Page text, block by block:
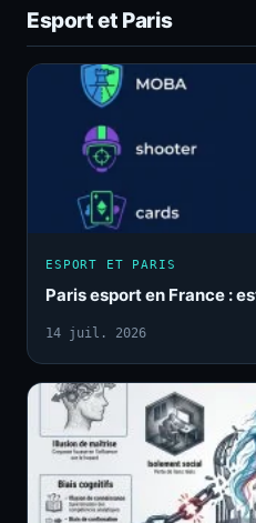
Esport et Paris
ESPORT ET PARIS
Paris esport en France :
14 juil. 2026